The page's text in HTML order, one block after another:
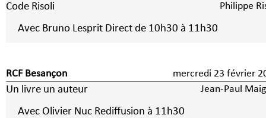
Code Risoli Philippe
Avec Bruno Lesprit Direct de 10h30 à 11h30
RCF Besançon mercredi 23 février
Un livre un auteur Jean-Paul
Avec Olivier Nuc Rediffusion à 11h30